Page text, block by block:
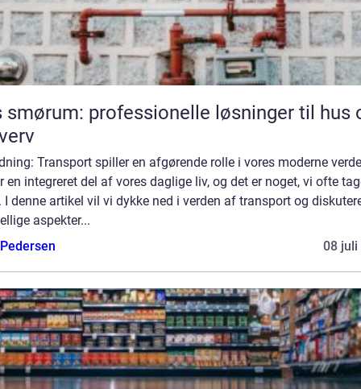
smørum: professionelle løsninger til hus
Transport spiller en afgørende rolle i vores moderne
en integreret del af vores daglige liv, og det er noget, vi ofte
I denne artikel vil vi dykke ned i verden af transport og
aspekter...
08 juli